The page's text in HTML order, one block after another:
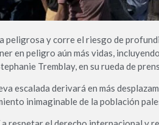
peligrosa y corre el riesgo de
en peligro aún más vidas,
Tremblay, en su rueda de
escalada derivará en más
inimaginable de la población